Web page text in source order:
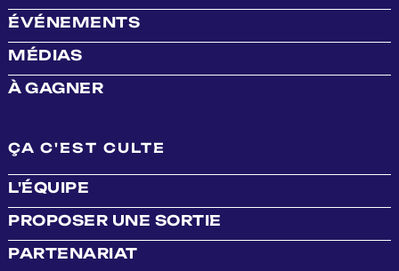
ÉVÉNEMENTS
MÉDIAS
À GAGNER
ÇA C'EST CULTE
L'ÉQUIPE
PROPOSER UNE SORTIE
PARTENARIAT